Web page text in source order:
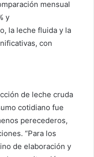
mensual
y
la leche fluida y la
con
de leche cruda
cotidiano fue
perecederos,
“Para los
de elaboración y